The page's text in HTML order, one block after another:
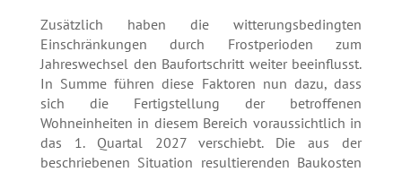
Zusätzlich haben die witterungsbedingten
Einschränkungen durch Frostperioden zum
Jahreswechsel den Baufortschritt weiter beeinflusst.
In Summe führen diese Faktoren nun dazu, dass
sich die Fertigstellung der betroffenen
Wohneinheiten in diesem Bereich voraussichtlich in
das 1. Quartal 2027 verschiebt. Die aus der
beschriebenen Situation resultierenden Baukosten